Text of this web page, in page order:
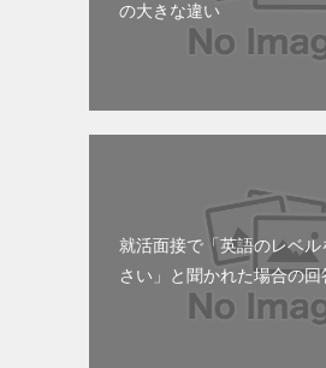
の大きな違い
就活面接で「英語のレベ
さい」と聞かれた場合の回